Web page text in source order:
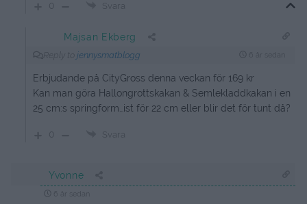
Svara
Majsan Ekberg
jennysmatblogg
Erbjudande på CityGross denna veckan för 169 kr
Kan man göra Hallongrottskakan & Semlekladdkakan i en
25 cm:s springform…ist för 22 cm eller blir det för tunt då?
Svara
Yvonne